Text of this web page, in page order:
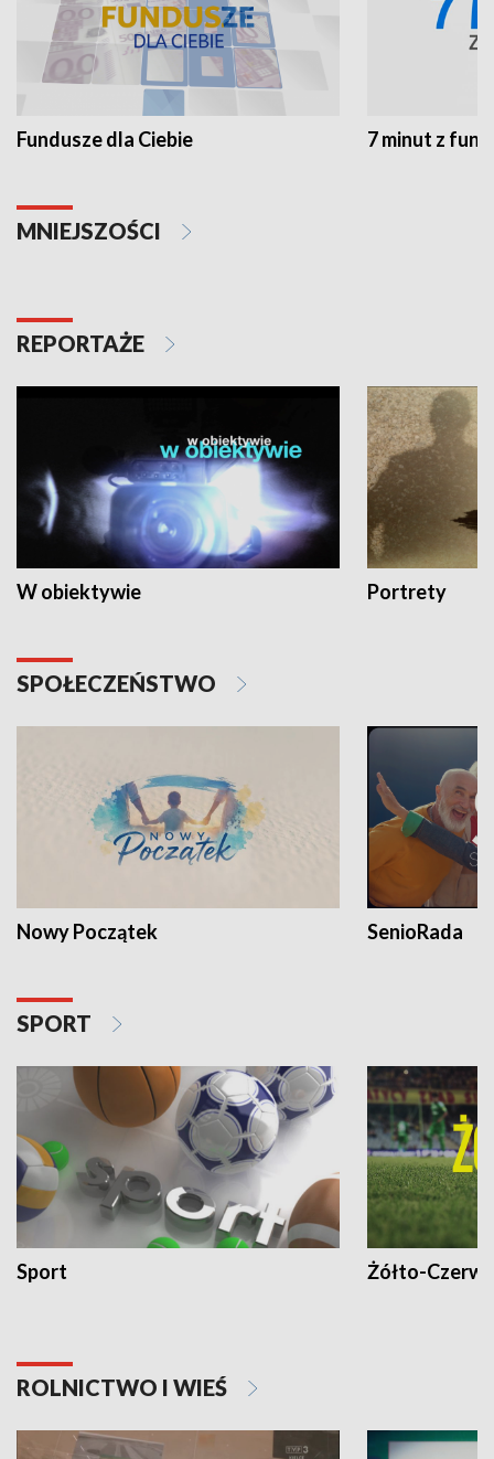
Fundusze dla Ciebie 7 minut z
MNIEJSZOŚCI
REPORTAŻE
W obiektywie Portrety
SPOŁECZEŃSTWO
Nowy Początek SenioRada
SPORT
Sport Żółto-
ROLNICTWO I WIEŚ